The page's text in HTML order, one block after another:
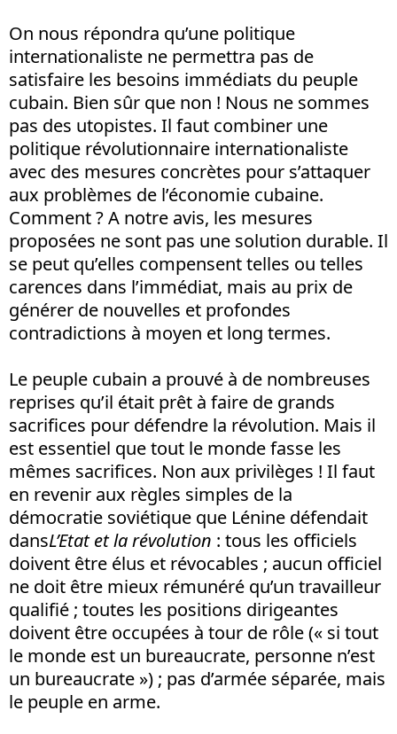
On nous répondra qu’une politique
internationaliste ne permettra pas de
satisfaire les besoins immédiats du peuple
cubain. Bien sûr que non ! Nous ne sommes
pas des utopistes. Il faut combiner une
politique révolutionnaire internationaliste
avec des mesures concrètes pour s’attaquer
aux problèmes de l’économie cubaine.
Comment ? A notre avis, les mesures
proposées ne sont pas une solution durable. Il
se peut qu’elles compensent telles ou telles
carences dans l’immédiat, mais au prix de
générer de nouvelles et profondes
contradictions à moyen et long termes.
Le peuple cubain a prouvé à de nombreuses
reprises qu’il était prêt à faire de grands
sacrifices pour défendre la révolution. Mais il
est essentiel que tout le monde fasse les
mêmes sacrifices. Non aux privilèges ! Il faut
en revenir aux règles simples de la
démocratie soviétique que Lénine défendait
dansL’Etat et la révolution : tous les officiels
doivent être élus et révocables ; aucun officiel
ne doit être mieux rémunéré qu’un travailleur
qualifié ; toutes les positions dirigeantes
doivent être occupées à tour de rôle (« si tout
le monde est un bureaucrate, personne n’est
un bureaucrate ») ; pas d’armée séparée, mais
le peuple en arme.